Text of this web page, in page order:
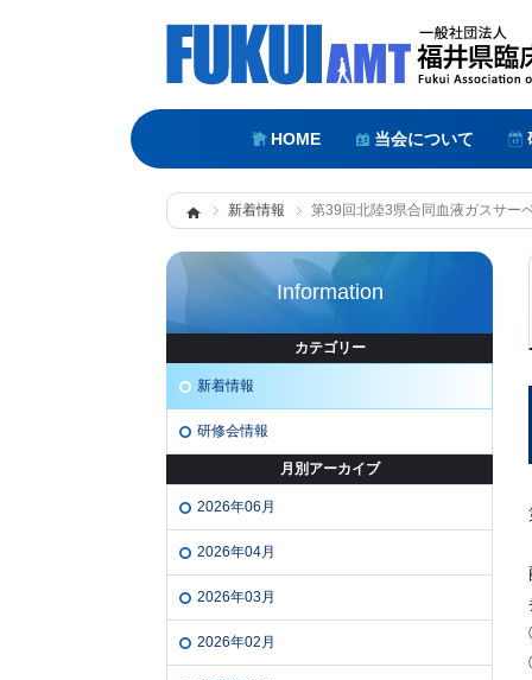
HOME 当会について
新着情報
Information
カテゴリー
新着情報
研修会情報
月別アーカイブ
2026年06月
2026年04月
2026年03月
2026年02月